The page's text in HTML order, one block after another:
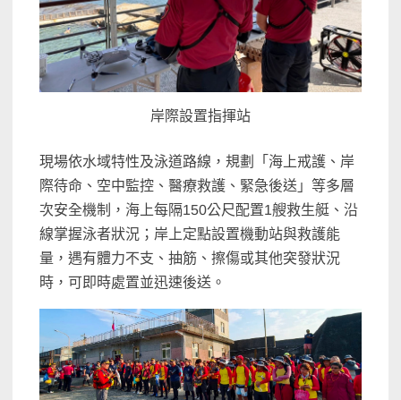
岸際設置指揮站
現場依水域特性及泳道路線，規劃「海上戒護、岸
際待命、空中監控、醫療救護、緊急後送」等多層
次安全機制，海上每隔150公尺配置1艘救生艇、沿
線掌握泳者狀況；岸上定點設置機動站與救護能
量，遇有體力不支、抽筋、擦傷或其他突發狀況
時，可即時處置並迅速後送。